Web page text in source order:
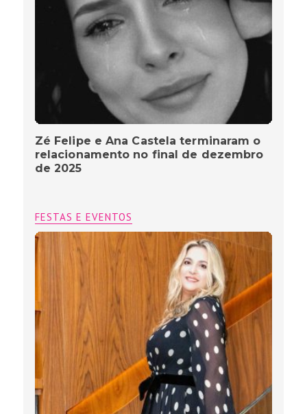
Zé Felipe e Ana Castela terminaram o
relacionamento no final de dezembro
de 2025
FESTAS E EVENTOS